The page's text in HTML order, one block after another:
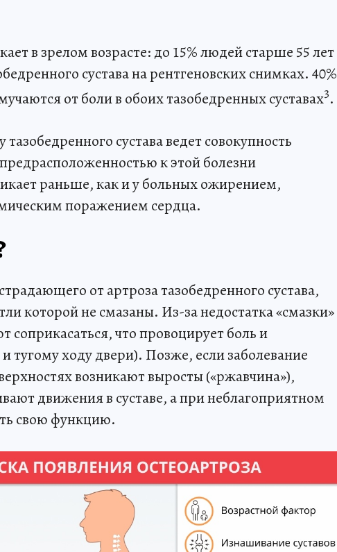
в зрелом возрасте: до 15% людей старше 55 лет
сустава на рентгеновских снимках. 40%
от боли в обоих тазобедренных суставах3.
сустава ведет совокупность
к этой болезни
раньше, как и у больных ожирением,
поражением сердца.
от артроза тазобедренного сустава,
которой не смазаны. Из-за недостатка «смазки»
соприкасаться, что провоцирует боль и
тугому ходу двери). Позже, если заболевание
возникают выросты («ржавчина»),
движения в суставе, а при неблагоприятном
свою функцию.